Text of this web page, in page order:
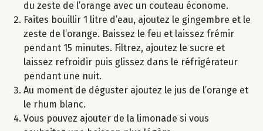
du zeste de l’orange avec un couteau économe.
Faites bouillir 1 litre d’eau, ajoutez le gingembre et le
zeste de l’orange. Baissez le feu et laissez frémir
pendant 15 minutes. Filtrez, ajoutez le sucre et
laissez refroidir puis glissez dans le réfrigérateur
pendant une nuit.
Au moment de déguster ajoutez le jus de l’orange et
le rhum blanc.
Vous pouvez ajouter de la limonade si vous